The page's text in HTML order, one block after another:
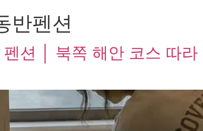
반펜션
션 │ 북쪽 해안 코스 따